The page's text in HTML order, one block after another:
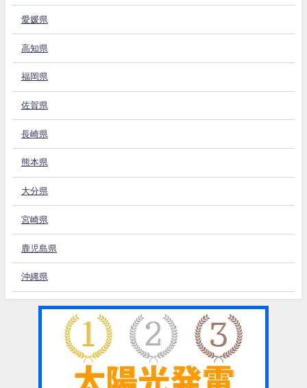
愛媛県
高知県
福岡県
佐賀県
長崎県
熊本県
大分県
宮崎県
鹿児島県
沖縄県